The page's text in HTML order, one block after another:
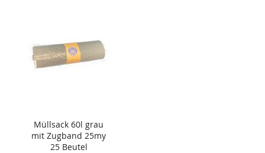
Müllsack 60l grau
mit Zugband 25my
25 Beutel